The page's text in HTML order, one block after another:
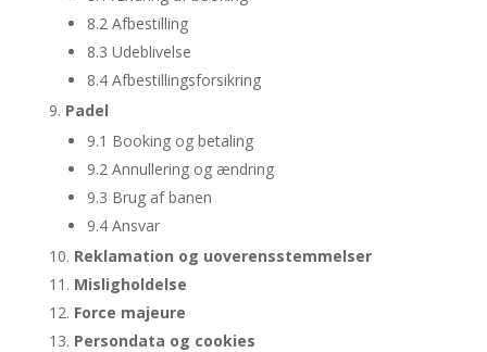
8.2 Afbestilling
8.3 Udeblivelse
8.4 Afbestillingsforsikring
Padel
9.1 Booking og betaling
9.2 Annullering og ændring
9.3 Brug af banen
9.4 Ansvar
Reklamation og uoverensstemmelser
Misligholdelse
Force majeure
Persondata og cookies